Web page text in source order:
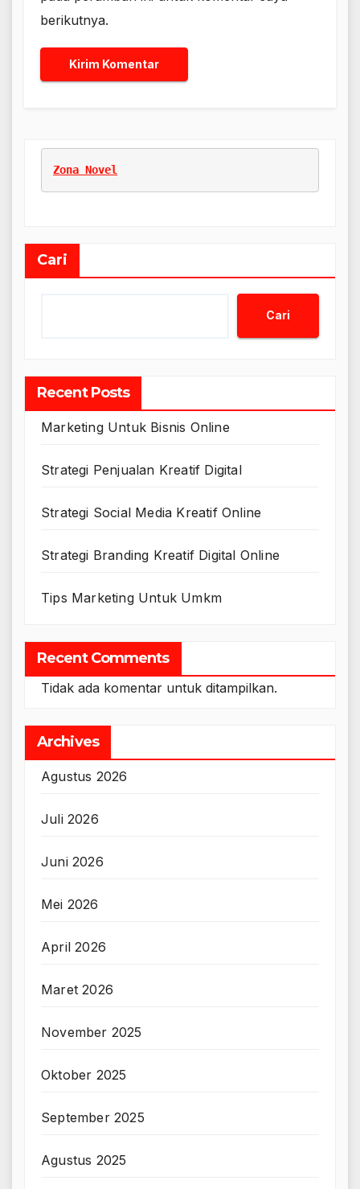
berikutnya.
Zona Novel
Cari
Cari
Recent Posts
Marketing Untuk Bisnis Online
Strategi Penjualan Kreatif Digital
Strategi Social Media Kreatif Online
Strategi Branding Kreatif Digital Online
Tips Marketing Untuk Umkm
Recent Comments
Tidak ada komentar untuk ditampilkan.
Archives
Agustus 2026
Juli 2026
Juni 2026
Mei 2026
April 2026
Maret 2026
November 2025
Oktober 2025
September 2025
Agustus 2025